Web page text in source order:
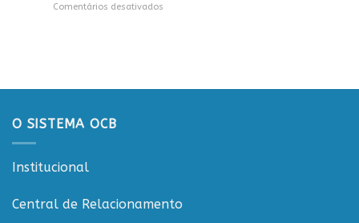
Rondônia
Comentários desativados
20
cooperativismo
O SISTEMA OCB
Institucional
Central de Relacionamento